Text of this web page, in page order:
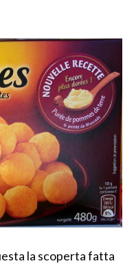
la scoperta fatta